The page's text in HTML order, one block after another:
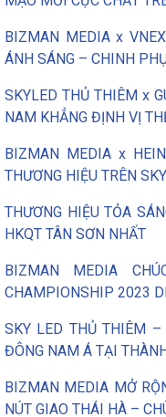
BIZMAN MEDIA x
ÁNH SÁNG – CHINH
SKYLED THỦ THIÊM x
NAM KHẲNG ĐỊNH VỊ
BIZMAN MEDIA x
THƯƠNG HIỆU TRÊN
THƯƠNG HIỆU TỎA
HKQT TÂN SƠN NHẤT
BIZMAN MEDIA
CHAMPIONSHIP 2023
SKY LED THỦ THIÊM
ĐÔNG NAM Á TẠI
BIZMAN MEDIA MỞ
NÚT GIAO THÁI HÀ –